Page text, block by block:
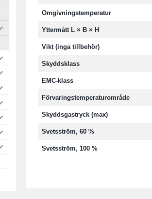
Omgivningstemperatur
Yttermått L × B × H
Vikt (inga tillbehör)
Skyddsklass
EMC-klass
Förvaringstemperaturområde
Skyddsgastryck (max)
Svetsström, 60 %
Svetsström, 100 %